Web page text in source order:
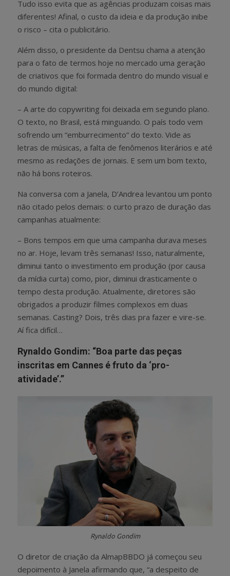
Tudo isso evita que as agências produzam coisas mais
diferentes! Afinal, o custo da ideia e da produção inibe
o risco – cita o publicitário.
Além disso, o presidente da Dentsu chama a atenção
para o fato de termos hoje no mercado uma geração
de criativos que foi formada dentro do mundo visual e
do mundo digital:
– A arte do copywriting foi deixada em segundo plano.
O texto, no Brasil, está minguando. O país todo vem
sofrendo um “emburrecimento” do texto. Vide as
letras de músicas, a falta de fenômenos literários e até
mesmo as redações de jornais. E sem um bom texto,
não há bons roteiros.
Na conversa com a Janela, D’Andrea levantou um ponto
não citado pelos demais: o curto prazo de duração das
campanhas atualmente:
– Bons tempos em que uma campanha durava meses
no ar. Hoje, levam três semanas! Isso, naturalmente,
diminui tanto o investimento em produção (por causa
da mídia curta) como, pior, diminui drasticamente o
tempo desta produção. Atualmente, diretores são
obrigados a produzir filmes complexos em duas
semanas. Casting? Dois, três dias pra fazer e vire-se.
Aí fica difícil…
Rynaldo Gondim: “Boa parte das peças
inscritas em Cannes é fruto da ‘pro-
atividade’.”
Rynaldo Gondim
O diretor de criação da AlmapBBDO já começou seu
depoimento à Janela afirmando que, “a despeito de